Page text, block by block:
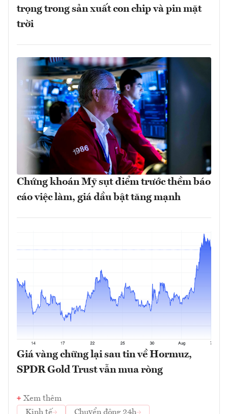
trọng trong sản xuất con chip và pin mặt
trời
Chứng khoán Mỹ sụt điểm trước thềm báo
cáo việc làm, giá dầu bật tăng mạnh
Giá vàng chững lại sau tin về Hormuz,
SPDR Gold Trust vẫn mua ròng
Xem thêm
Kinh tế
Chuyển động 24h